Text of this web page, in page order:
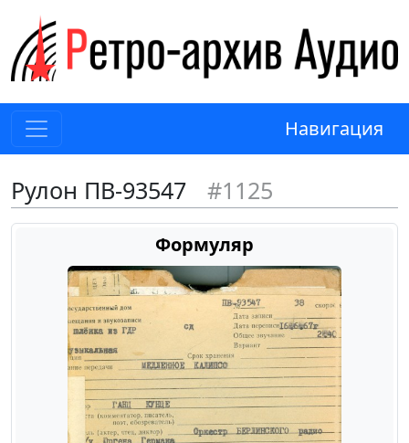
Навигация
Рулон ПВ-93547 #1125
Формуляр